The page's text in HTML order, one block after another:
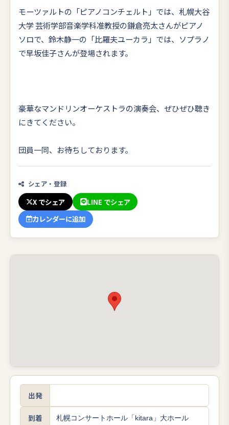
モーツァルトの「ピアノコンチェルト」では、札幌大谷
大学 芸術学部音楽学科准教授の鎌倉亮太さんがピアノ
ソロで、鈴木静一の「比羅夫ユーカラ」では、ソプラノ
で早坂佳子さんが登場されます。
豪華なマンドリンオーケストラの演奏会、ぜひぜひ聴き
にきてください。
団員一同、お待ちしております。
シェア・登録
X でシェア
LINE でシェア
カレンダーに追加
出発
到着